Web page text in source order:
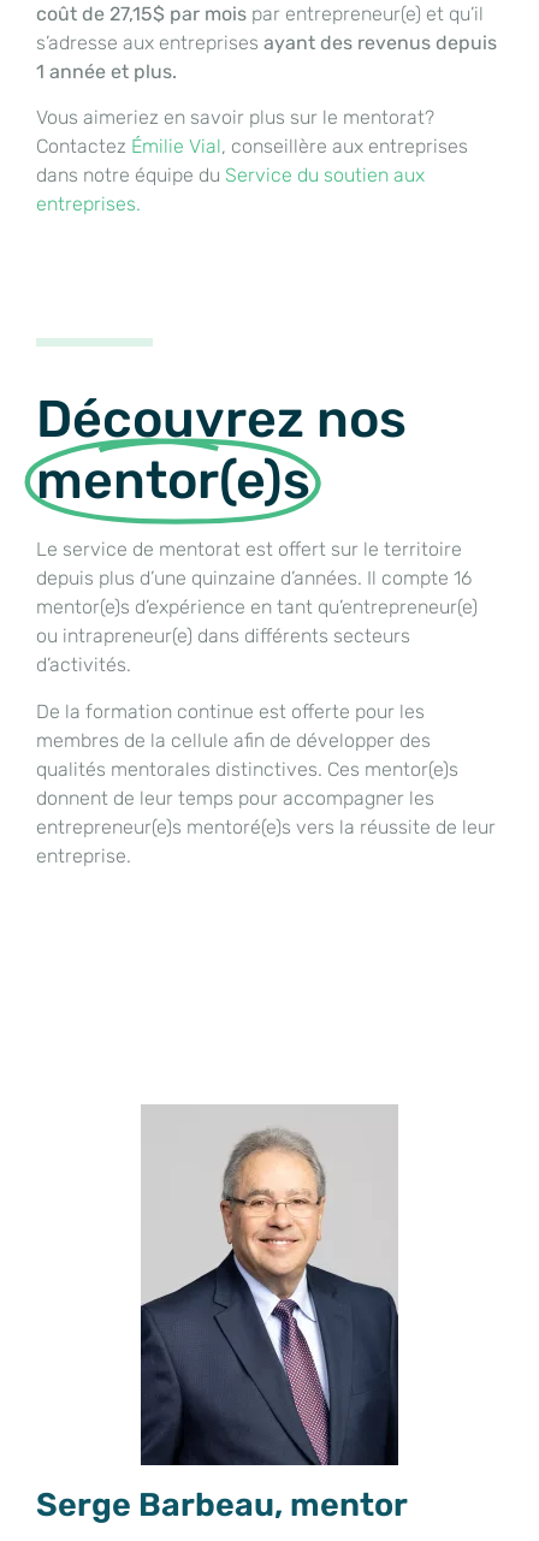
coût de 27,15$ par mois par entrepreneur(e) et qu’il
s’adresse aux entreprises ayant des revenus depuis
1 année et plus.
Vous aimeriez en savoir plus sur le mentorat?
Contactez Émilie Vial, conseillère aux entreprises
dans notre équipe du Service du soutien aux
entreprises.
Découvrez nos
mentor(e)s
Le service de mentorat est offert sur le territoire
depuis plus d’une quinzaine d’années. Il compte 16
mentor(e)s d’expérience en tant qu’entrepreneur(e)
ou intrapreneur(e) dans différents secteurs
d’activités.
De la formation continue est offerte pour les
membres de la cellule afin de développer des
qualités mentorales distinctives. Ces mentor(e)s
donnent de leur temps pour accompagner les
entrepreneur(e)s mentoré(e)s vers la réussite de leur
entreprise.
Serge Barbeau, mentor